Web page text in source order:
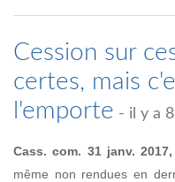
Cession sur
certes, mais
l'emporte - il y a
Cass. com. 31 janv. 2017,
même non rendues en